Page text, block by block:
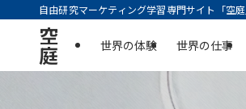
自由研究マーケティング学習専門サイト「空
空
庭 世界の体験 世界の仕事